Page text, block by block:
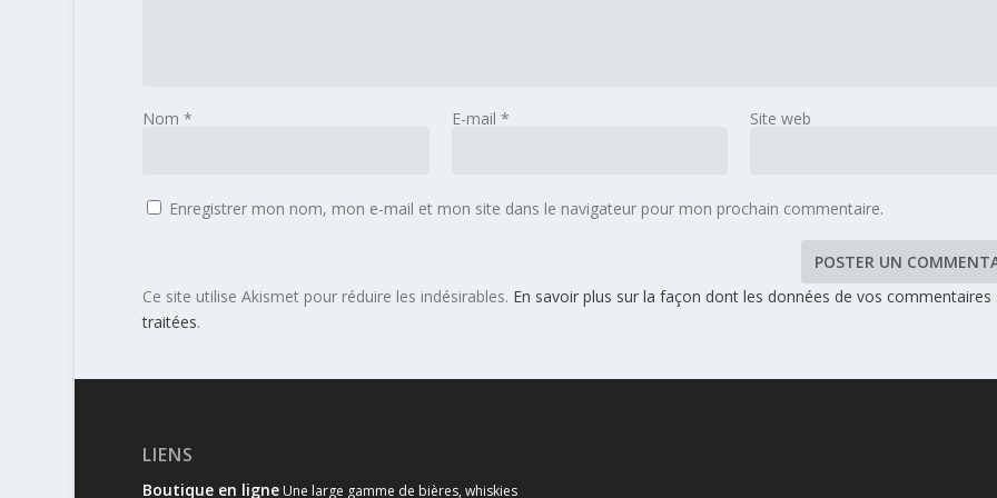
Nom * E-mail * Site web
Enregistrer mon nom, mon e-mail et mon site dans le navigateur pour mon prochain commentaire.
Ce site utilise Akismet pour réduire les indésirables. En savoir plus sur la façon dont les données de vos commentaires
traitées.
LIENS
Boutique en ligneUne large gamme de bières, whiskies